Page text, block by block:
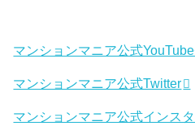
マンションマニア公式
マンションマニア公式Twitter
マンションマニア公式インス